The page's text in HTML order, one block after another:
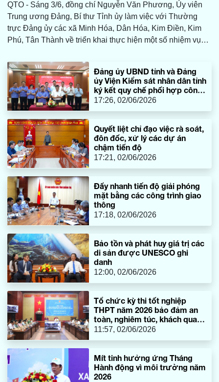
QTO - Sáng 3/6, đồng chí Nguyễn Văn Phương, Ủy viên
Trung ương Đảng, Bí thư Tỉnh ủy làm việc với Thường
trực Đảng ủy các xã Minh Hóa, Dân Hóa, Kim Điền, Kim
Phú, Tân Thành về triển khai thực hiện một số nhiệm vụ
Đảng ủy UBND tỉnh và Đảng
ủy Viện Kiểm sát nhân dân tỉnh
ký kết quy chế phối hợp công
tác
17:26, 02/06/2026
Quyết liệt chỉ đạo việc rà soát,
đôn đốc, xử lý các dự án
chậm tiến độ
17:21, 02/06/2026
Đẩy nhanh tiến độ giải phóng
mặt bằng các công trình giao
thông
17:18, 02/06/2026
Bảo tồn và phát huy giá trị các
di sản được UNESCO ghi
danh
12:00, 02/06/2026
Tổ chức kỳ thi tốt nghiệp
THPT năm 2026 bảo đảm an
toàn, nghiêm túc, khách quan,
chất lượng
11:57, 02/06/2026
Mít tinh hưởng ứng Tháng
Hành động vì môi trường năm
2026